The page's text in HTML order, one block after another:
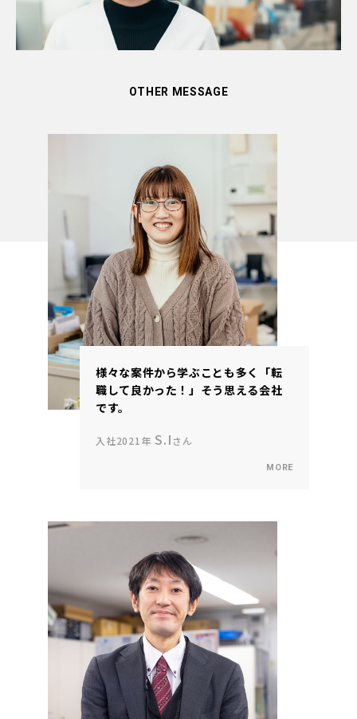
OTHER MESSAGE
様々な案件から学ぶことも多く「転
職して良かった！」そう思える会社
です。
入社2021年 S.Iさん